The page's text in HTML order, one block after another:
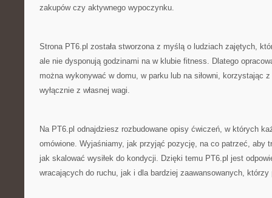
zakupów czy aktywnego wypoczynku.
Strona PT6.pl została stworzona z myślą o ludziach zajętych,
ale nie dysponują godzinami na w klubie fitness. Dlatego
można wykonywać w domu, w parku lub na siłowni, korzystając
wyłącznie z własnej wagi.
Na PT6.pl odnajdziesz rozbudowane opisy ćwiczeń, w których
omówione. Wyjaśniamy, jak przyjąć pozycję, na co patrzeć, aby
jak skalować wysiłek do kondycji. Dzięki temu PT6.pl jest
wracających do ruchu, jak i dla bardziej zaawansowanych, którzy